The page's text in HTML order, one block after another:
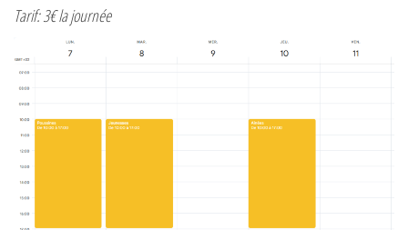
Tarif: 3€ la journée